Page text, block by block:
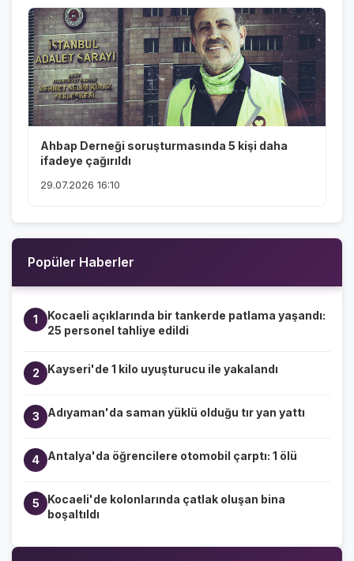
Ahbap Derneği soruşturmasında 5 kişi daha
ifadeye çağırıldı
29.07.2026 16:10
Popüler Haberler
1
Kocaeli açıklarında bir tankerde patlama yaşandı:
25 personel tahliye edildi
2 Kayseri'de 1 kilo uyuşturucu ile yakalandı
3 Adıyaman'da saman yüklü olduğu tır yan yattı
4 Antalya'da öğrencilere otomobil çarptı: 1 ölü
5
Kocaeli'de kolonlarında çatlak oluşan bina
boşaltıldı